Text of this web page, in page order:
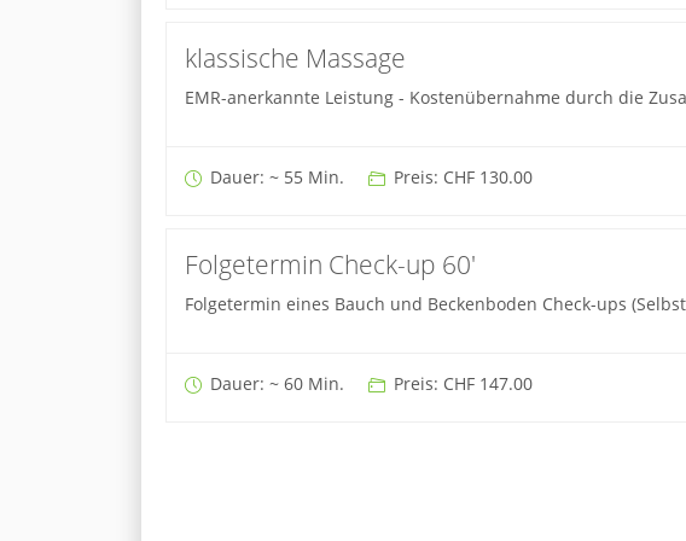
klassische Massage
EMR-anerkannte Leistung - Kostenübernahme durch die
Dauer: ~ 55 Min. Preis: CHF 130.00
Folgetermin Check-up 60'
Folgetermin eines Bauch und Beckenboden Check-ups
Dauer: ~ 60 Min. Preis: CHF 147.00